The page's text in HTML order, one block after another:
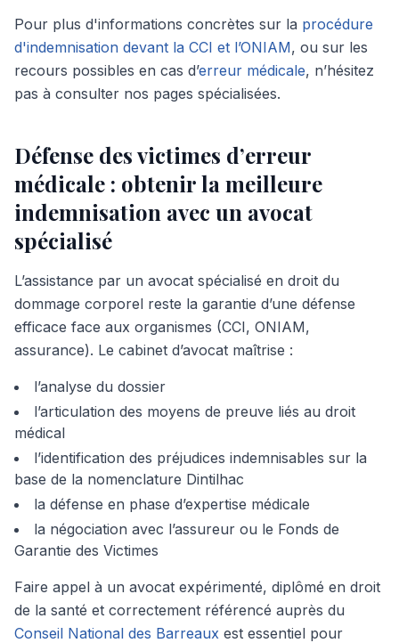
Pour plus d'informations concrètes sur la procédure
d'indemnisation devant la CCI et l’ONIAM, ou sur les
recours possibles en cas d’erreur médicale, n’hésitez
pas à consulter nos pages spécialisées.
Défense des victimes d’erreur
médicale : obtenir la meilleure
indemnisation avec un avocat
spécialisé
L’assistance par un avocat spécialisé en droit du
dommage corporel reste la garantie d’une défense
efficace face aux organismes (CCI, ONIAM,
assurance). Le cabinet d’avocat maîtrise :
l’analyse du dossier
l’articulation des moyens de preuve liés au droit
médical
l’identification des préjudices indemnisables sur la
base de la nomenclature Dintilhac
la défense en phase d’expertise médicale
la négociation avec l’assureur ou le Fonds de
Garantie des Victimes
Faire appel à un avocat expérimenté, diplômé en droit
de la santé et correctement référencé auprès du
Conseil National des Barreaux est essentiel pour